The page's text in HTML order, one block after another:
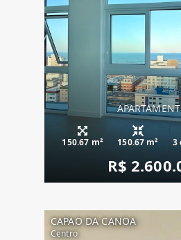
150.67 m² 150.67 m² 3
R$
CAPAO DA CANOA
Centro